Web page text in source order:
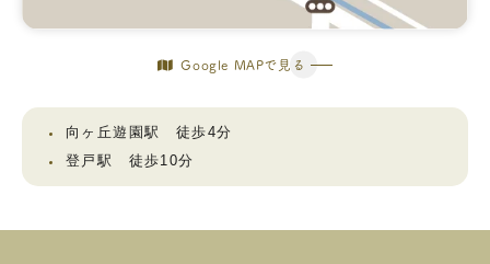
Google MAPで見る
向ヶ丘遊園駅 徒歩4分
登戸駅 徒歩10分